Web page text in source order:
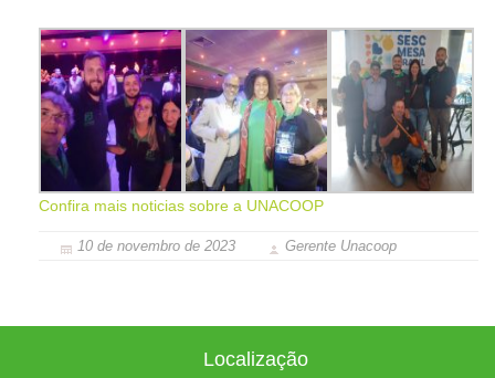
Confira mais noticias sobre a UNACOOP
10 de novembro de 2023 Gerente Unacoop
Localização